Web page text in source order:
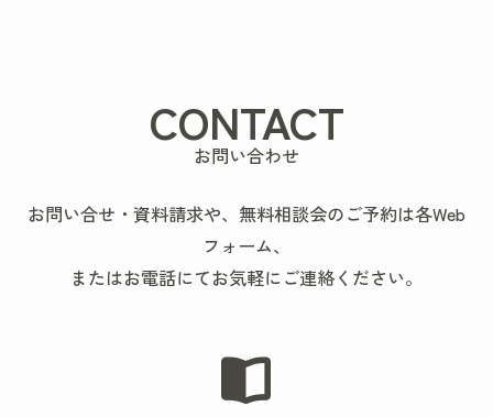
CONTACT
お問い合わせ
お問い合せ・資料請求や、無料相談会のご予約は各Web
フォーム、
またはお電話にてお気軽にご連絡ください。